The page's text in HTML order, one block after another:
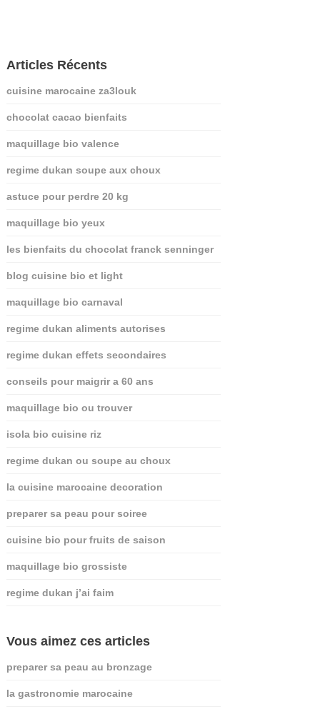
Articles Récents
cuisine marocaine za3louk
chocolat cacao bienfaits
maquillage bio valence
regime dukan soupe aux choux
astuce pour perdre 20 kg
maquillage bio yeux
les bienfaits du chocolat franck senninger
blog cuisine bio et light
maquillage bio carnaval
regime dukan aliments autorises
regime dukan effets secondaires
conseils pour maigrir a 60 ans
maquillage bio ou trouver
isola bio cuisine riz
regime dukan ou soupe au choux
la cuisine marocaine decoration
preparer sa peau pour soiree
cuisine bio pour fruits de saison
maquillage bio grossiste
regime dukan j’ai faim
Vous aimez ces articles
preparer sa peau au bronzage
la gastronomie marocaine